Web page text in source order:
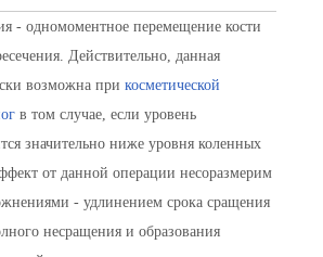
- одномоментное перемещение кости
Действительно, данная
возможна при косметической
в том случае, если уровень
значительно ниже уровня коленных
от данной операции несоразмерим
- удлинением срока сращения
несращения и образования